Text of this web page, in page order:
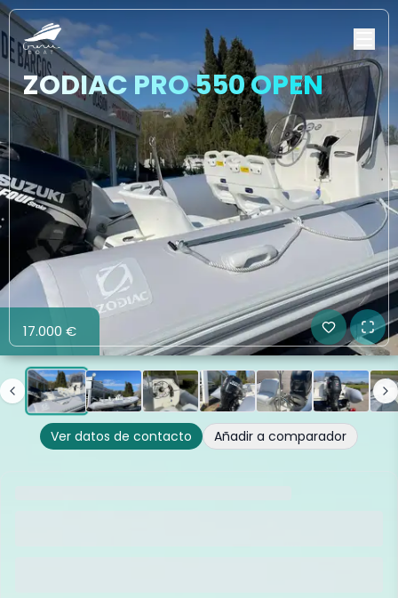
ZODIAC PRO 550 OPEN
17.000 €
Ver datos de contacto Añadir a comparador